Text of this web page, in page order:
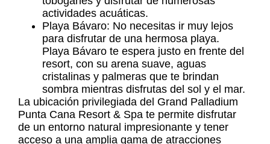
actividades acuáticas.
Playa Bávaro: No necesitas ir muy lejos
para disfrutar de una hermosa playa.
Playa Bávaro te espera justo en frente del
resort, con su arena suave, aguas
cristalinas y palmeras que te brindan
sombra mientras disfrutas del sol y el mar.
La ubicación privilegiada del Grand Palladium
Punta Cana Resort & Spa te permite disfrutar
de un entorno natural impresionante y tener
acceso a una amplia gama de atracciones